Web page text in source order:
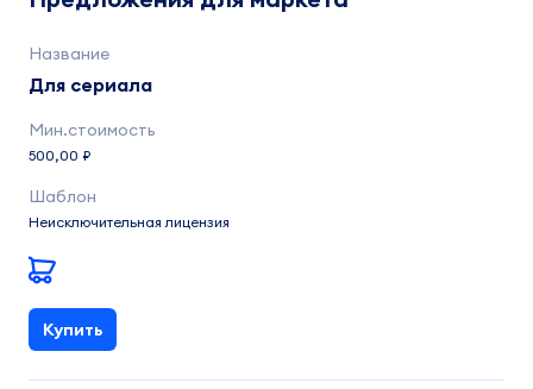
Для сериала
500,00 ₽
Неисключительная лицензия
Купить